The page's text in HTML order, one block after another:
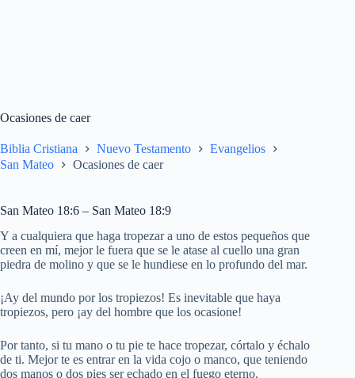
Ocasiones de caer
Biblia Cristiana Nuevo Testamento
Evangelios
San Mateo
Ocasiones de caer
San Mateo 18:6 – San Mateo 18:9
Y a cualquiera que haga tropezar a uno de estos pequeños que
creen en mí, mejor le fuera que se le atase al cuello una gran
piedra de molino y que se le hundiese en lo profundo del mar.
¡Ay del mundo por los tropiezos! Es inevitable que haya
tropiezos, pero ¡ay del hombre que los ocasione!
Por tanto, si tu mano o tu pie te hace tropezar, córtalo y échalo
de ti. Mejor te es entrar en la vida cojo o manco, que teniendo
dos manos o dos pies ser echado en el fuego eterno.